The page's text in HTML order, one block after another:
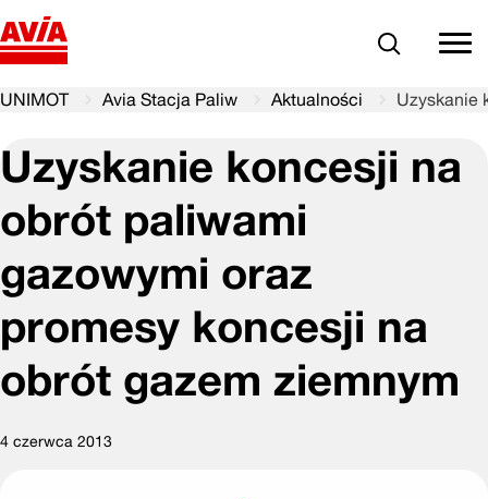
Szukaj
UNIMOT Avia Stacja Paliw Aktualności Uzyskanie
Uzyskanie koncesji na
obrót paliwami
gazowymi oraz
promesy koncesji na
obrót gazem ziemnym
4 czerwca 2013